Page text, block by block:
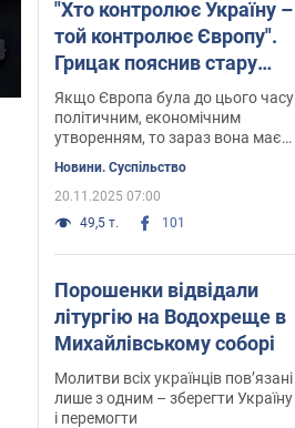
"Хто контролює Україну –
той контролює Європу".
Грицак пояснив стару
закономірність сучасною
мовою. Інтерв'ю
Якщо Європа була до цього часу
політичним, економічним
утворенням, то зараз вона має
стати безпековим
Новини. Суспільство
20.11.2025 07:00
49,5 т.
101
Порошенки відвідали
літургію на Водохреще в
Михайлівському соборі
Молитви всіх українців пов’язані
лише з одним – зберегти Україну
і перемогти